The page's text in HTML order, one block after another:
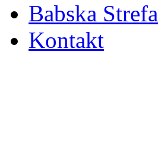
Babska Strefa
Kontakt